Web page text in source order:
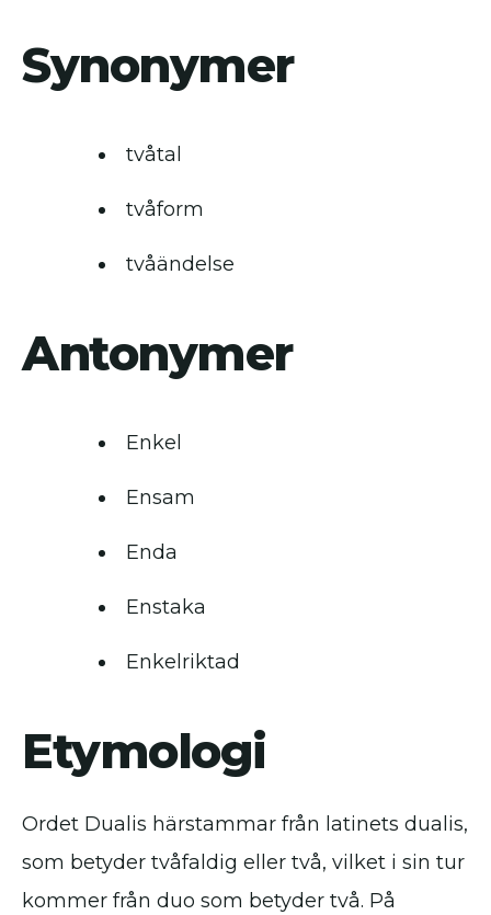
Synonymer
tvåtal
tvåform
tvåändelse
Antonymer
Enkel
Ensam
Enda
Enstaka
Enkelriktad
Etymologi
Ordet Dualis härstammar från latinets dualis,
som betyder tvåfaldig eller två, vilket i sin tur
kommer från duo som betyder två. På